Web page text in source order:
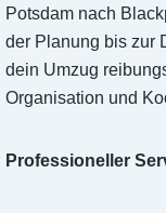
Potsdam nach
der Planung bis zur
dein Umzug
Organisation und
Professioneller